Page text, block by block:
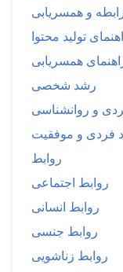
و همسریابی
تولید محتوا
همسریابی
رشد شخصی
و روانشناسی
فردی و موفقیت
روابط
روابط اجتماعی
روابط انسانی
روابط جنسی
روابط زناشویی